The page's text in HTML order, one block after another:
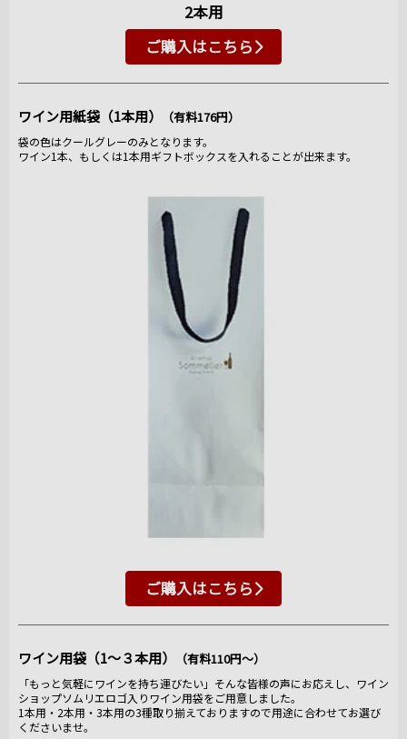
2本用
ご購入はこちら
ワイン用紙袋（1本用） （有料176円）
袋の色はクールグレーのみとなります。
ワイン1本、もしくは1本用ギフトボックスを入れることが出来ます。
ご購入はこちら
ワイン用袋（1～３本用） （有料110円～）
「もっと気軽にワインを持ち運びたい」そんな皆様の声にお応えし、ワイン
ショップソムリエロゴ入りワイン用袋をご用意しました。
1本用・2本用・3本用の3種取り揃えておりますので用途に合わせてお選び
くださいませ。